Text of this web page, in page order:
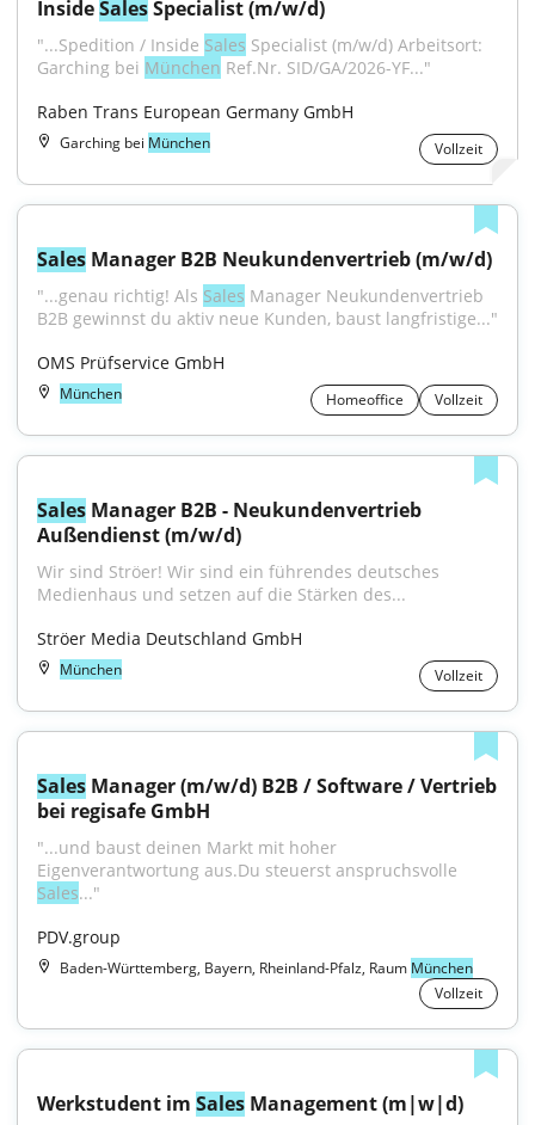
Inside Sales Specialist (m/w/d)
"...Spedition / Inside Sales Specialist (m/w/d) Arbeitsort:
Garching bei München Ref.Nr. SID/GA/2026-YF..."
Raben Trans European Germany GmbH
Garching bei München Vollzeit
Sales Manager B2B Neukundenvertrieb (m/w/d)
"...genau richtig! Als Sales Manager Neukundenvertrieb
B2B gewinnst du aktiv neue Kunden, baust langfristige..."
OMS Prüfservice GmbH
München Homeoffice Vollzeit
Sales Manager B2B - Neukundenvertrieb
Außendienst (m/w/d)
Wir sind Ströer! Wir sind ein führendes deutsches
Medienhaus und setzen auf die Stärken des...
Ströer Media Deutschland GmbH
München Vollzeit
Sales Manager (m/w/d) B2B / Software / Vertrieb
bei regisafe GmbH
"...und baust deinen Markt mit hoher
Sales..."
PDV.group
Baden-Württemberg, Bayern, Rheinland-Pfalz, Raum München
Vollzeit
Werkstudent im Sales Management (m|w|d)